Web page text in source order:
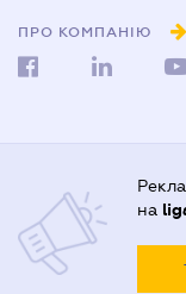
ПРО КОМПАНІЮ
на